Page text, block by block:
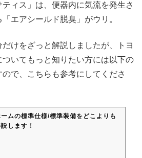
ィス」は、便器内に気流を発生さ
エアシールド脱臭」がウリ。
けをざっと解説しましたが、トヨ
いてもっと知りたい方には以下の
で、こちらも参考にしてくださ
ームの標準仕様/標準装備をどこよりも
します！